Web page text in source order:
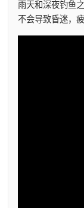
雨天和深夜钓鱼
不会导致昏迷，